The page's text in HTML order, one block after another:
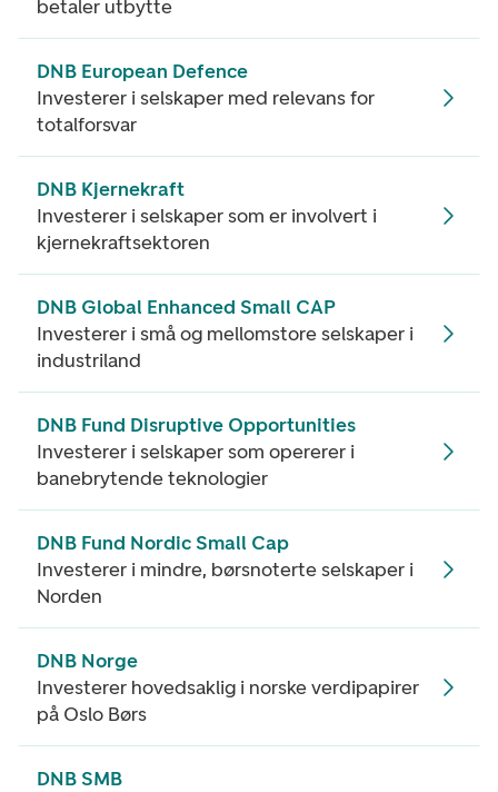
betaler utbytte
DNB European Defence
Investerer i selskaper med relevans for
totalforsvar
DNB Kjernekraft
Investerer i selskaper som er involvert i
kjernekraftsektoren
DNB Global Enhanced Small CAP
Investerer i små og mellomstore selskaper i
industriland
DNB Fund Disruptive Opportunities
Investerer i selskaper som opererer i
banebrytende teknologier
DNB Fund Nordic Small Cap
Investerer i mindre, børsnoterte selskaper i
Norden
DNB Norge
Investerer hovedsaklig i norske verdipapirer
på Oslo Børs
DNB SMB